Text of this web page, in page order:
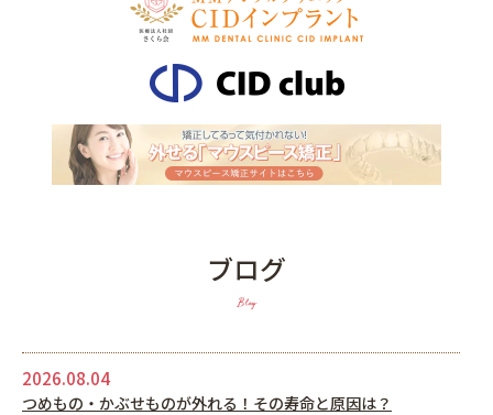
ブログ
Blog
2026.08.04
つめもの・かぶせものが外れる！その寿命と原因は？